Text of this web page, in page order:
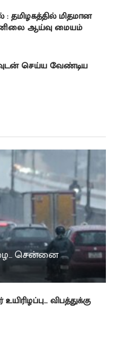
: தமிழகத்தில் மிதமான
ஆய்வு மையம்
செய்ய வேண்டிய
சென்னை
விபத்துக்கு